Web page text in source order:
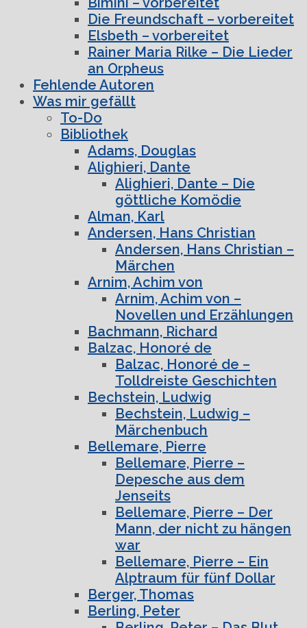
Die Freundschaft – vorbereitet
Elsbeth – vorbereitet
Rainer Maria Rilke – Die Lieder
an Orpheus
Fehlende Autoren
Was mir gefällt
To-Do
Bibliothek
Adams, Douglas
Alighieri, Dante
Alighieri, Dante – Die
göttliche Komödie
Alman, Karl
Andersen, Hans Christian
Andersen, Hans Christian –
Märchen
Arnim, Achim von
Arnim, Achim von –
Novellen und Erzählungen
Bachmann, Richard
Balzac, Honoré de
Balzac, Honoré de –
Tolldreiste Geschichten
Bechstein, Ludwig
Bechstein, Ludwig –
Märchenbuch
Bellemare, Pierre
Bellemare, Pierre –
Depesche aus dem
Jenseits
Bellemare, Pierre – Der
Mann, der nicht zu hängen
war
Bellemare, Pierre – Ein
Alptraum für fünf Dollar
Berger, Thomas
Berling, Peter